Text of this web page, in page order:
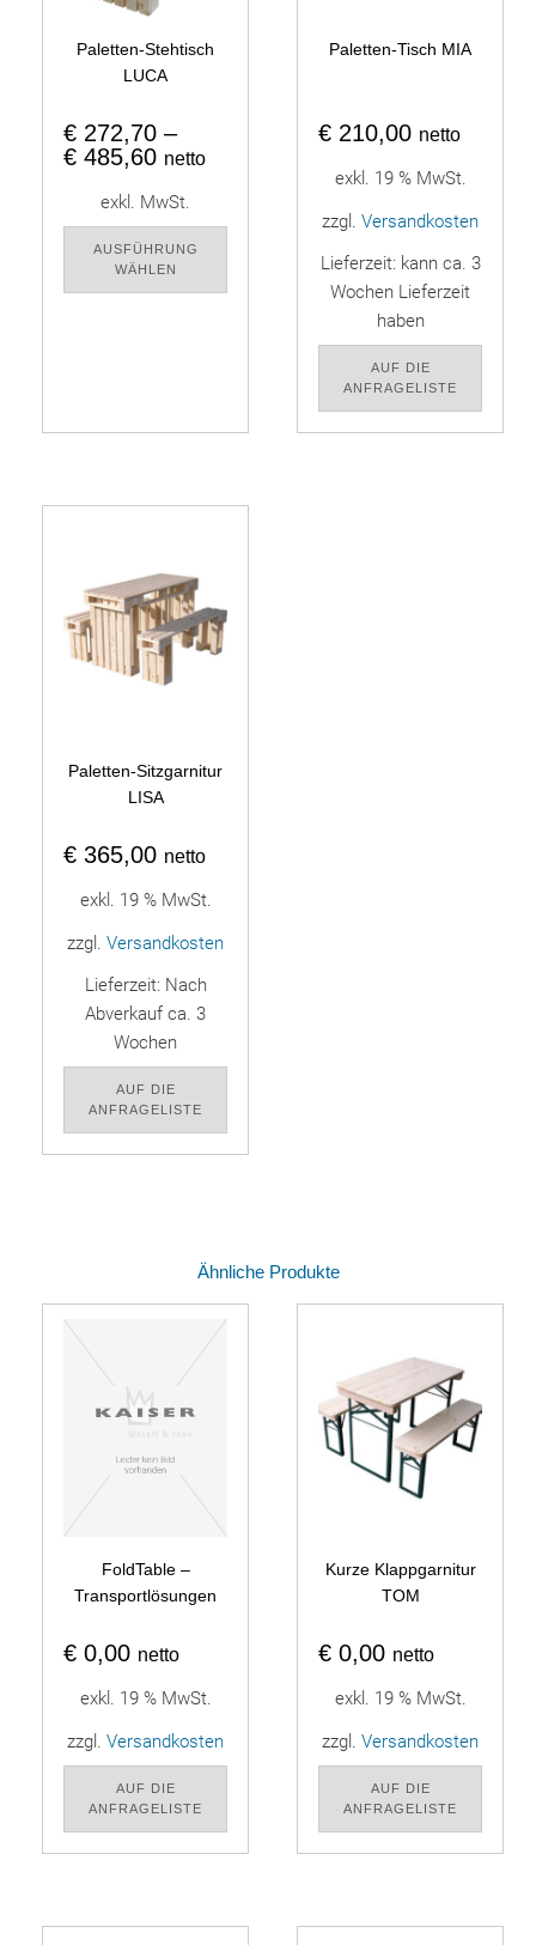
Paletten-Stehtisch
LUCA
€ 272,70 –
€ 485,60 netto
exkl. MwSt.
AUSFÜHRUNG
WÄHLEN
Paletten-Tisch MIA
€ 210,00 netto
exkl. 19 % MwSt.
zzgl. Versandkosten
Lieferzeit: kann ca. 3
Wochen Lieferzeit
haben
AUF DIE
ANFRAGELISTE
Paletten-Sitzgarnitur
LISA
€ 365,00 netto
exkl. 19 % MwSt.
zzgl. Versandkosten
Lieferzeit: Nach
Abverkauf ca. 3
Wochen
AUF DIE
ANFRAGELISTE
Ähnliche Produkte
FoldTable –
Transportlösungen
€ 0,00 netto
exkl. 19 % MwSt.
zzgl. Versandkosten
AUF DIE
ANFRAGELISTE
Kurze Klappgarnitur
TOM
€ 0,00 netto
exkl. 19 % MwSt.
zzgl. Versandkosten
AUF DIE
ANFRAGELISTE